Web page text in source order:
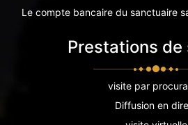
Le compte bancaire du sanctuaire
Prestations de
visite par
Diffusion en